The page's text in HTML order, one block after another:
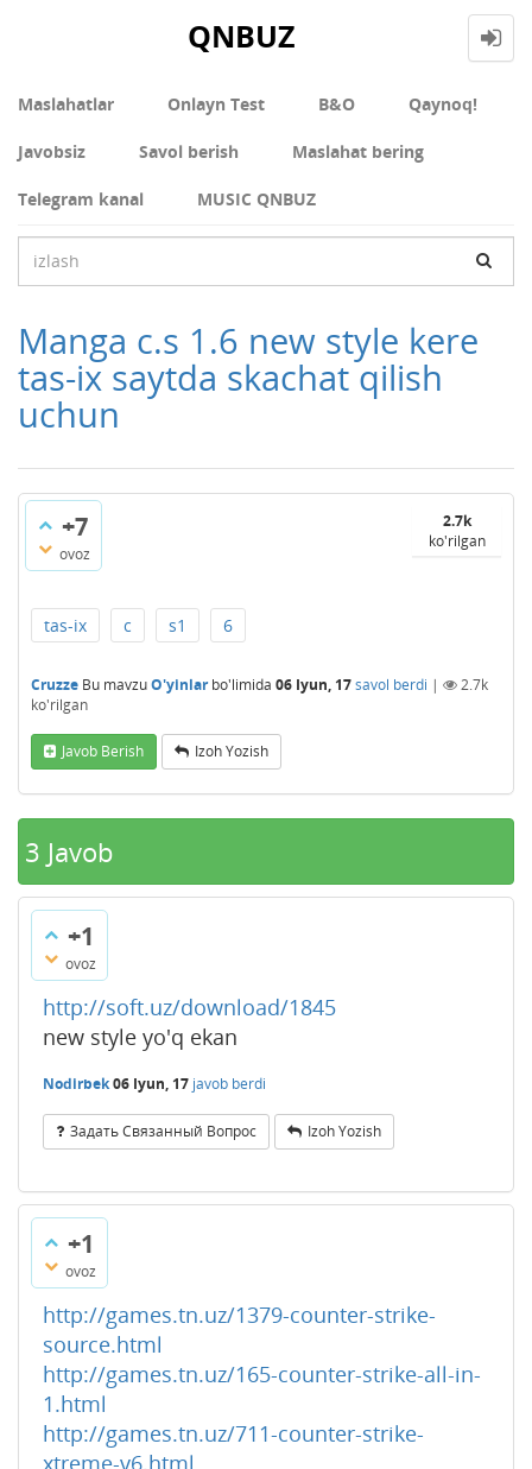
QNBUZ
Maslahatlar Onlayn Test В&О Qaynoq!
Javobsiz Savol berish Maslahat bering
Telegram kanal MUSIC QNBUZ
Manga c.s 1.6 new style kere
tas-ix saytda skachat qilish
uchun
+7
ovoz
2.7k
ko'rilgan
tas-ix c s1 6
Cruzze Bu mavzuO'yinlarbo'limida 06 Iyun, 17savol berdi |
2.7k
ko'rilgan
Javob Berish Izoh Yozish
3 Javob
+1
ovoz
http://soft.uz/download/1845
new style yo'q ekan
Nodirbek06 Iyun, 17 javob berdi
Задать Связанный Вопрос Izoh Yozish
+1
ovoz
http://games.tn.uz/1379-counter-strike-
source.html
http://games.tn.uz/165-counter-strike-all-in-
1.html
http://games.tn.uz/711-counter-strike-
xtreme-v6.html